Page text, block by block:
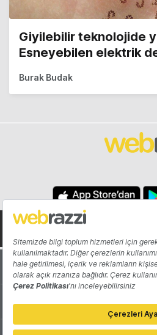
Giyilebilir teknolojide
Esneyebilen elektrik
Burak Budak
Hakkında
Katkıda Bulun